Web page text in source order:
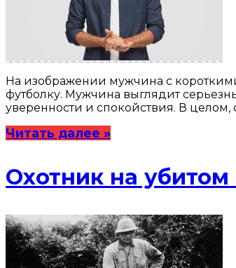
На изображении мужчина с
футболку. Мужчина выглядит
уверенности и спокойствия. В
Читать далее »
Охотник на убитом